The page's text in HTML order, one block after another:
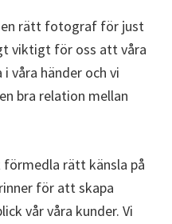
rätt fotograf för just
viktigt för oss att våra
våra händer och vi
bra relation mellan
förmedla rätt känsla på
för att skapa
vår våra kunder. Vi